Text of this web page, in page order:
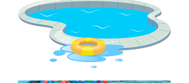
Servicios
Instalaciones
Acuafiestas